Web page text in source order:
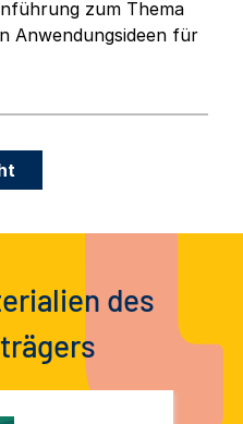
zum Thema
Anwendungsideen für
des